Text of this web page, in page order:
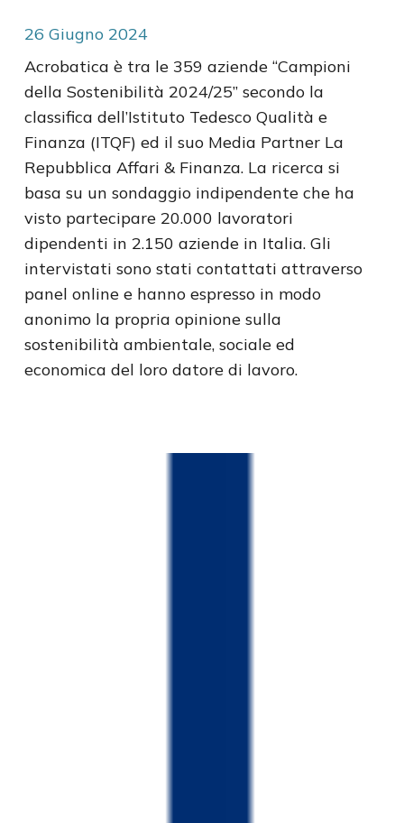
26 Giugno 2024
Acrobatica è tra le 359 aziende “Campioni
della Sostenibilità 2024/25” secondo la
classifica dell’Istituto Tedesco Qualità e
Finanza (ITQF) ed il suo Media Partner La
Repubblica Affari & Finanza. La ricerca si
basa su un sondaggio indipendente che ha
visto partecipare 20.000 lavoratori
dipendenti in 2.150 aziende in Italia. Gli
intervistati sono stati contattati attraverso
panel online e hanno espresso in modo
anonimo la propria opinione sulla
sostenibilità ambientale, sociale ed
economica del loro datore di lavoro.